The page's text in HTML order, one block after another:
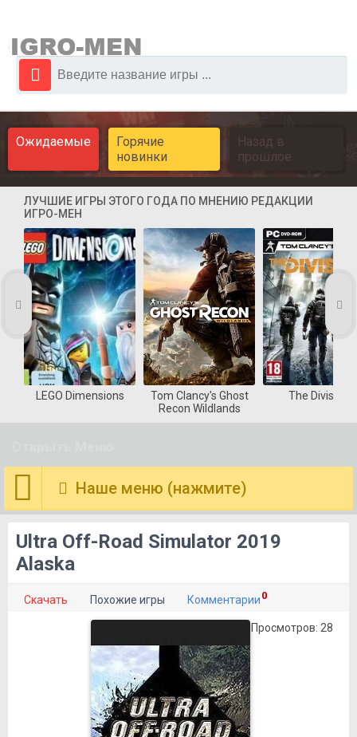
Ожидаемые
Горячие
новинки
Назад в
прошлое
ЛУЧШИЕ ИГРЫ ЭТОГО ГОДА ПО МНЕНИЮ РЕДАКЦИИ
ИГРО-МЕН
LEGO Dimensions
Tom Clancy's Ghost
Recon Wildlands
The Division
Наше меню (нажмите)
Ultra Off-Road Simulator 2019
Alaska
Скачать Похожие игры Комментарии 0
Просмотров: 28